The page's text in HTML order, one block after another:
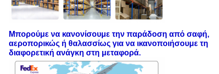
Μπορούμε να κανονίσουμε την παράδοση από σαφή,
αεροπορικώς ή θαλασσίως για να ικανοποιήσουμε τη
διαφορετική ανάγκη στη μεταφορά.